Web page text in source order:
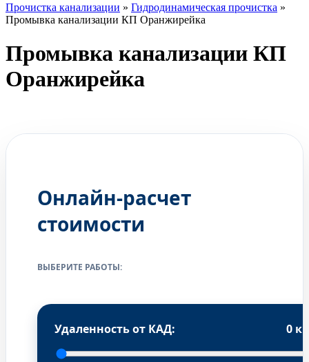
Прочистка канализации » Гидродинамическая прочистка »
Промывка канализации КП Оранжирейка
Промывка канализации КП
Оранжирейка
Онлайн-расчет
стоимости
ВЫБЕРИТЕ РАБОТЫ:
Удаленность от КАД: 0
ГЛЕБ